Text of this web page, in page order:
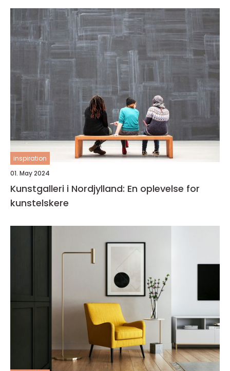
inspiration
01. May 2024
Kunstgalleri i Nordjylland: En oplevelse for
kunstelskere